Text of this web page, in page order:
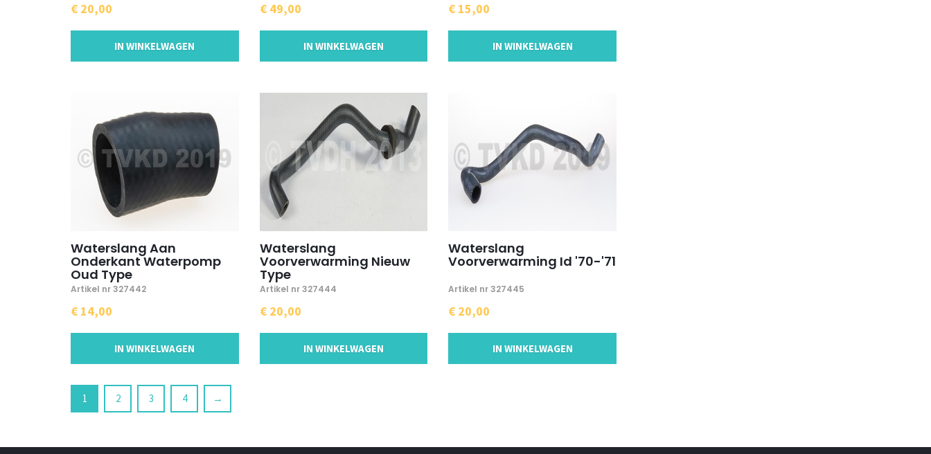
€ 20,00
IN WINKELWAGEN
€ 49,00
IN WINKELWAGEN
€ 15,00
IN WINKELWAGEN
Waterslang Aan
Onderkant Waterpomp
Oud Type
Artikel nr 327442
€ 14,00
IN WINKELWAGEN
Waterslang
Voorverwarming Nieuw
Type
Artikel nr 327444
€ 20,00
IN WINKELWAGEN
Waterslang
Voorverwarming Id '70-'71
Artikel nr 327445
€ 20,00
IN WINKELWAGEN
1 2 3 4 →